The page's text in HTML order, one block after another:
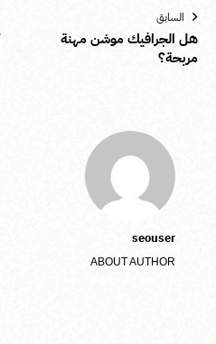
السابق
هل الجرافيك موشن مهنة
مربحة؟
seouser
ABOUT AUTHOR